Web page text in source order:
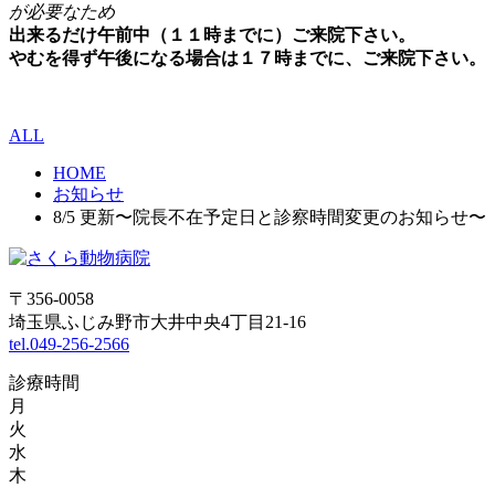
が必要なため
出来るだけ午前中（１１時までに）ご来院下さい。
やむを得ず午後になる場合は１７時までに、ご来院下さい。
ALL
HOME
お知らせ
8/5 更新〜院長不在予定日と診察時間変更のお知らせ〜
〒356-0058
埼玉県ふじみ野市大井中央4丁目21-16
tel.049-256-2566
診療時間
月
火
水
木